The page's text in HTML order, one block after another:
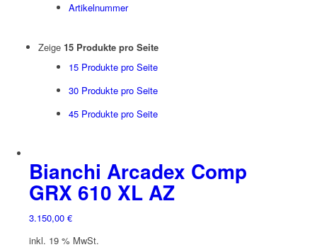
Artikelnummer
Zeige 15 Produkte pro Seite
15 Produkte pro Seite
30 Produkte pro Seite
45 Produkte pro Seite
Bianchi Arcadex Comp
GRX 610 XL AZ
3.150,00 €
inkl. 19 % MwSt.